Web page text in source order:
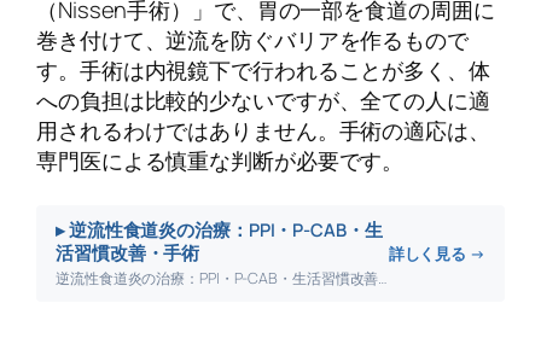
（Nissen手術）」で、胃の一部を食道の周囲に
巻き付けて、逆流を防ぐバリアを作るもので
す。手術は内視鏡下で行われることが多く、体
への負担は比較的少ないですが、全ての人に適
用されるわけではありません。手術の適応は、
専門医による慎重な判断が必要です。
▸ 逆流性食道炎の治療：PPI・P-CAB・生
活習慣改善・手術
逆流性食道炎の治療：PPI・P-CAB・生活習慣改善・手術について詳しく解説します。
詳しく見る →